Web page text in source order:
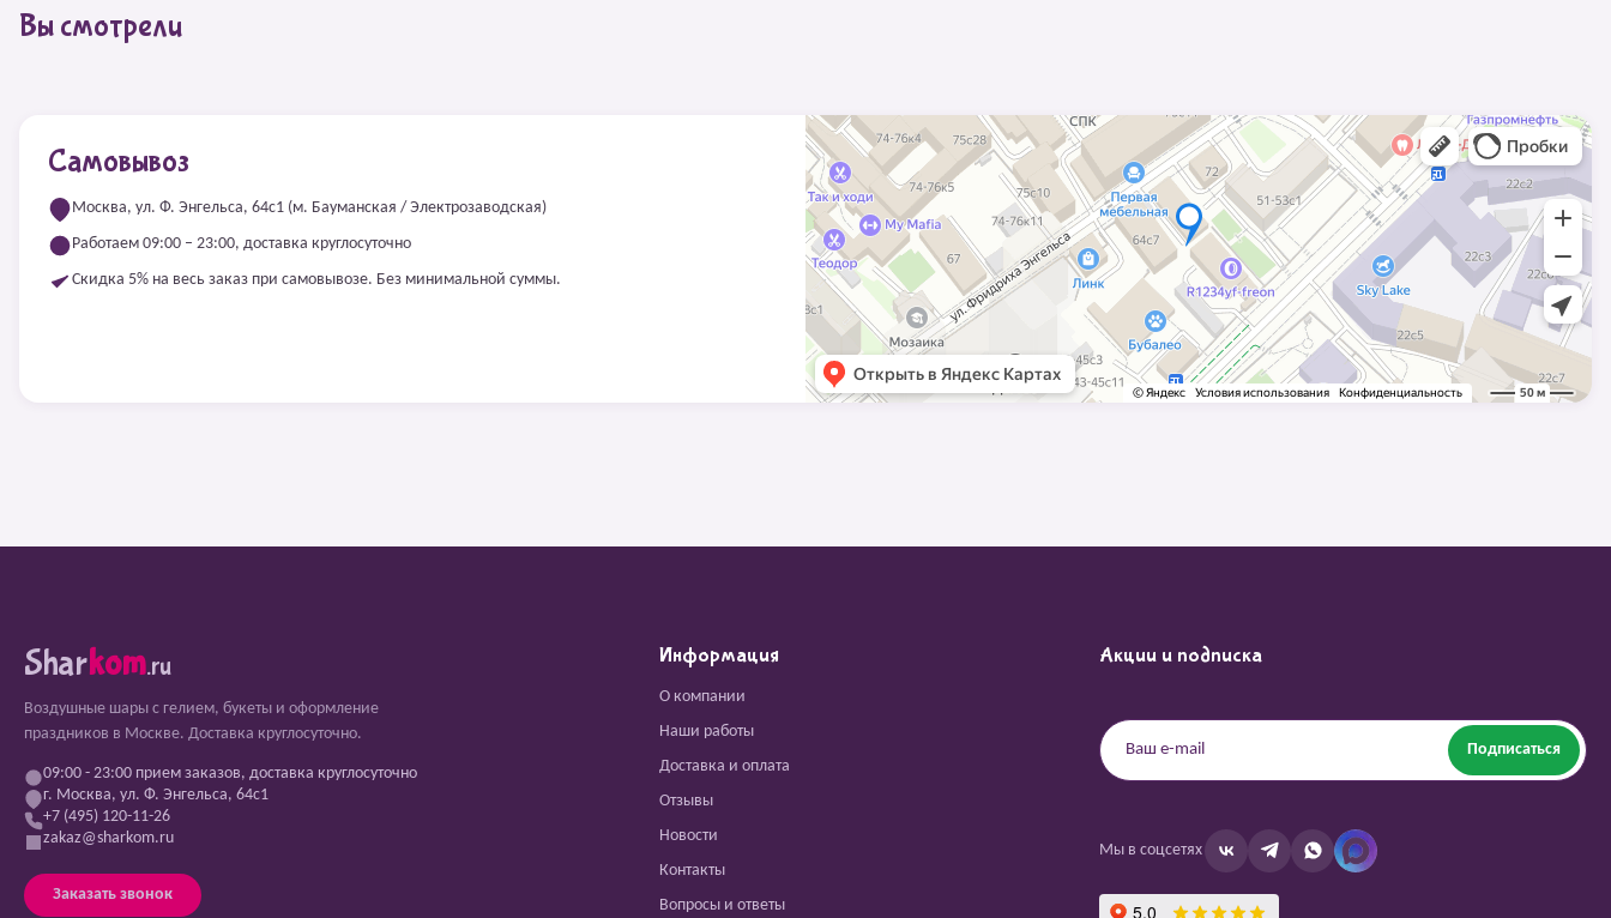
Вы смотрели
Самовывоз
Москва, ул. Ф. Энгельса, 64с1 (м. Бауманская / Электрозаводская)
Работаем 09:00 – 23:00, доставка круглосуточно
Скидка 5% на весь заказ при самовывозе. Без минимальной суммы.
Sharkom.ru
Воздушные шары с гелием, букеты и оформление
праздников в Москве. Доставка круглосуточно.
09:00 - 23:00 прием заказов, доставка круглосуточно
г. Москва, ул. Ф. Энгельса, 64с1
+7 (495) 120-11-26
zakaz@sharkom.ru
Заказать звонок
Информация
О компании
Наши работы
Доставка и оплата
Отзывы
Новости
Контакты
Вопросы и ответы
Акции и подписка
Подписаться
Мы в соцсетях